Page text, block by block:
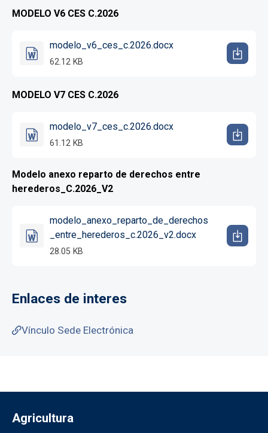
MODELO V6 CES C.2026
modelo_v6_ces_c.2026.docx
62.12 KB
MODELO V7 CES C.2026
modelo_v7_ces_c.2026.docx
61.12 KB
Modelo anexo reparto de derechos entre
herederos_C.2026_V2
modelo_anexo_reparto_de_derechos
_entre_herederos_c.2026_v2.docx
28.05 KB
Enlaces de interes
Vínculo Sede Electrónica
Agricultura